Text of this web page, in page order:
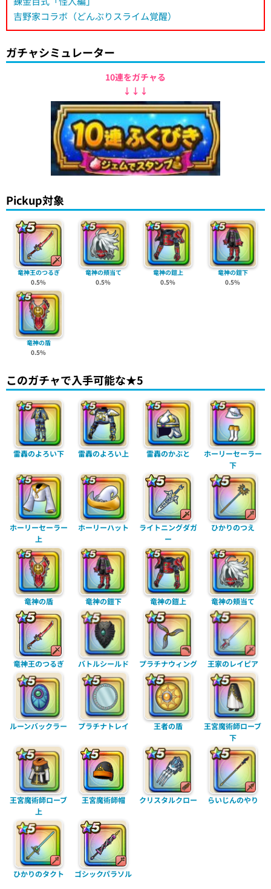
吉野家コラボ（どんぶりスライム覚醒）
ガチャシミュレーター
10連をガチャる
↓↓↓
Pickup対象
竜神王のつるぎ
0.5%
竜神の頬当て
0.5%
竜神の鎧上
0.5%
竜神の鎧下
0.5%
竜神の盾
0.5%
このガチャで入手可能な★5
雷轟のよろい下 雷轟のよろい上 雷轟のかぶと
ホーリーセーラー
下
ホーリーセーラー
上
ホーリーハット
ライトニングダガ
ー
ひかりのつえ
竜神の盾 竜神の鎧下 竜神の鎧上 竜神の頬当て
竜神王のつるぎ バトルシールド プラチナウィング 王家のレイピア
ルーンバックラー プラチナトレイ 王者の盾
王宮魔術師ローブ
下
王宮魔術師ローブ
上
王宮魔術師帽 クリスタルクロー らいじんのやり
ひかりのタクト ゴシックパラソル